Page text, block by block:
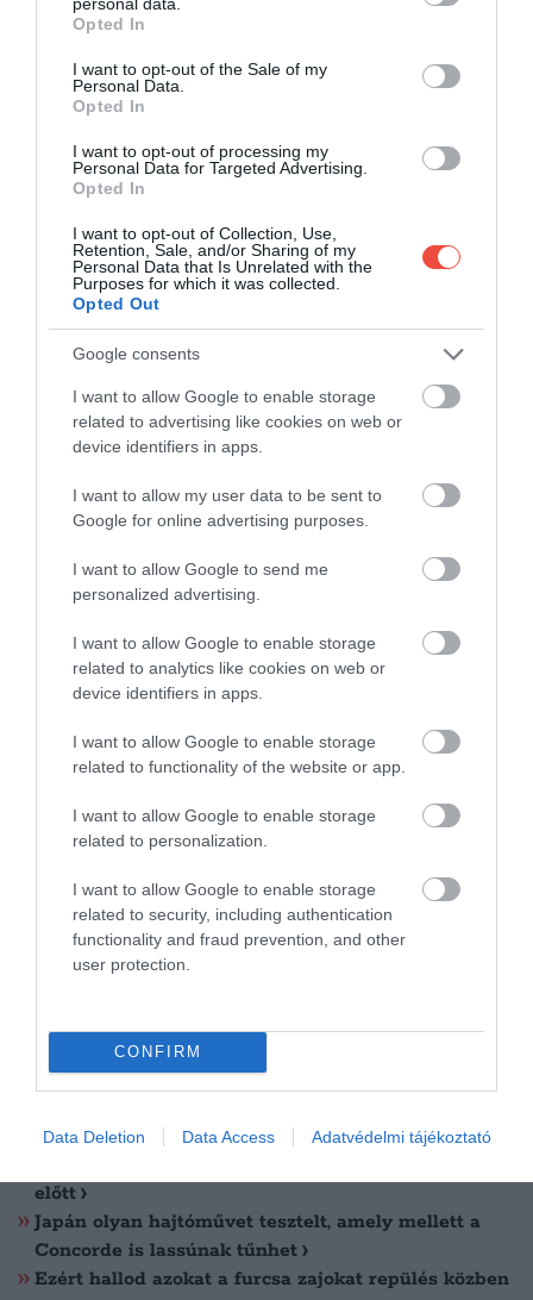
grant or deny consent to Google and its third-party tags to
use your data for below specified purposes in below Google
consent section.
Opted In
I want to opt-out of the Sale of my
Personal Data.
Opted In
I want to opt-out of processing my
Personal Data for Targeted Advertising.
Opted In
I want to opt-out of Collection, Use,
Retention, Sale, and/or Sharing of my
Personal Data that Is Unrelated with the
Purposes for which it was collected.
Opted Out
Google consents
I want to allow Google to enable storage
related to advertising like cookies on web or
device identifiers in apps.
I want to allow my user data to be sent to
Google for online advertising purposes.
I want to allow Google to send me
personalized advertising.
I want to allow Google to enable storage
related to analytics like cookies on web or
device identifiers in apps.
I want to allow Google to enable storage
related to functionality of the website or app.
I want to allow Google to enable storage
related to personalization.
I want to allow Google to enable storage
related to security, including authentication
functionality and fraud prevention, and other
user protection.
CONFIRM
Data Deletion Data Access Adatvédelmi tájékoztató
társul.
A nyertes így nemcsak a levegőből csodálhatja meg
Magyarország egyik legszebb táját, hanem a Geely
új szabadidő-autóját is kipróbálhatja a
mindennapokban.
magyarországi lakóhellyel és érvényes „B”
kategóriás jogosítvánnyal rendelkező személy részt
vehet. A jelentkezéshez mindössze egy
regisztrációkitöltése szükséges.
eredményhirdetésre pedigjúnius 25-én 13
órakorkerül sor.
A 8. Budaörsi Airshow idén is a repülés, a
technológia és a családi kikapcsolódás ünnepe lesz,
amelyhez támogatóként olyan vállalatok
Coop Kft., Goldtimer Alapítvány és a
Olvasd el ezt is!
előtt
Japán olyan hajtóművet tesztelt, amely mellett a
Concorde is lassúnak tűnhet
Ezért hallod azokat a furcsa zajokat repülés közben